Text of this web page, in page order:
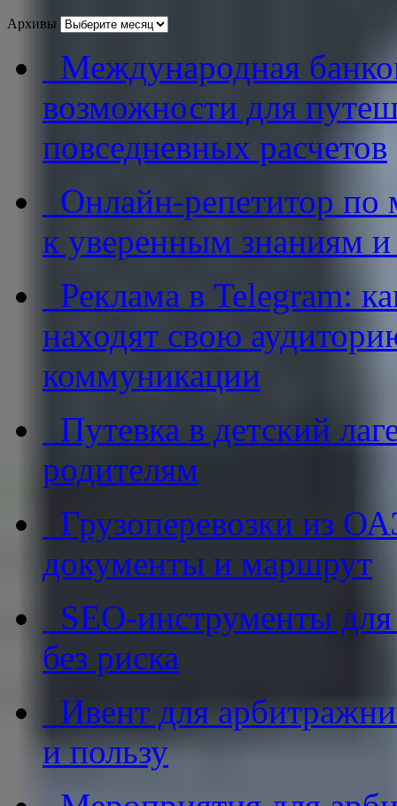
Архивы
Международная
возможности для
повседневных расчетов
Онлайн-репетитор по
к уверенным знаниям и
Реклама в Telegram:
находят свою
коммуникации
Путевка в детский
родителям
Грузоперевозки из
документы и маршрут
SEO-инструменты
без риска
Ивент для
и пользу